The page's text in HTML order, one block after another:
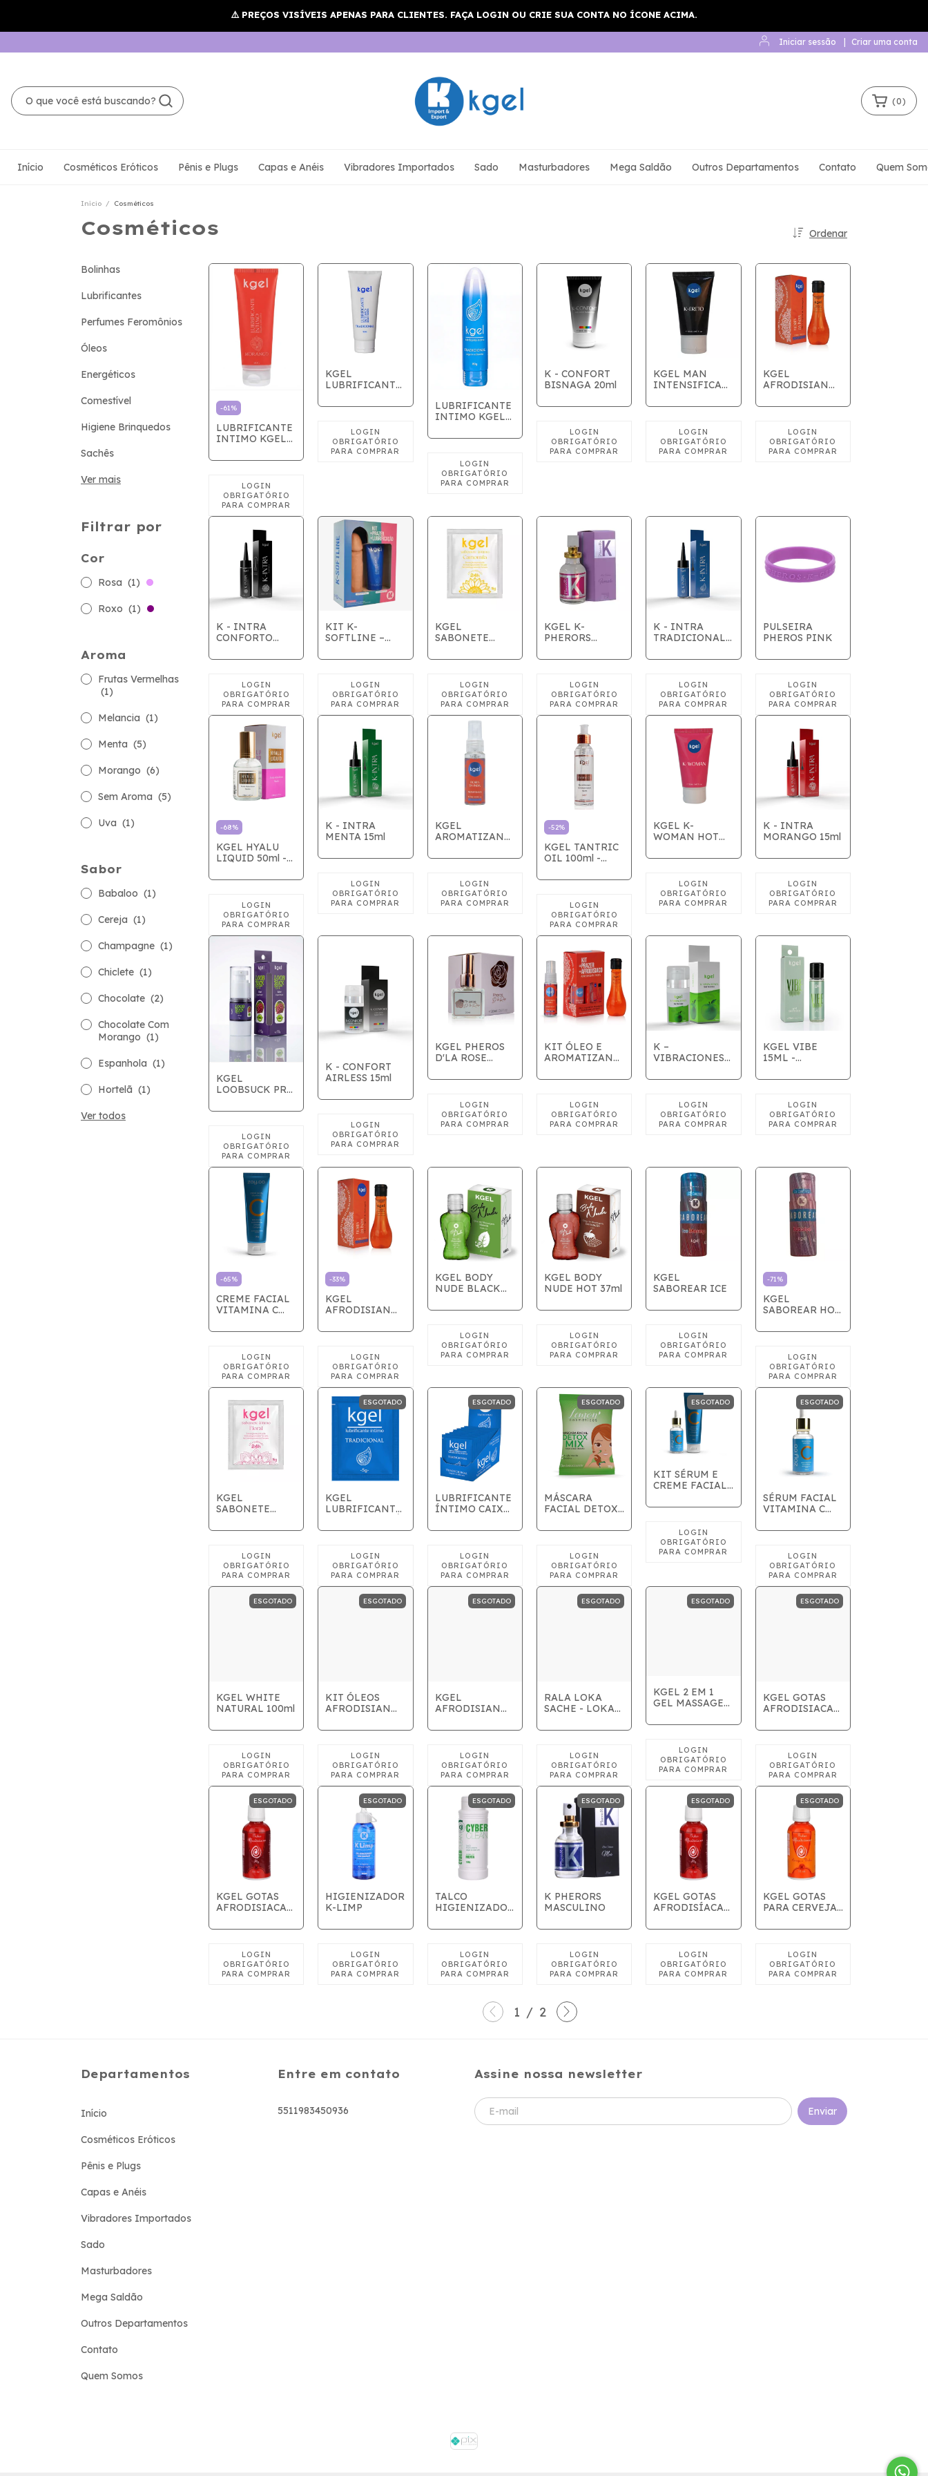
Iniciar sessão Criar uma conta
(0)
Início Cosméticos Eróticos Pênis e Plugs Capas e Anéis Vibradores Importados Sado Masturbadores Mega Saldão Outros Departamentos Contato Quem
Início / Cosméticos
Cosméticos Ordenar
Bolinhas
Lubrificantes
Perfumes Feromônios
Óleos
Energéticos
Comestível
Higiene Brinquedos
Sachês
Ver mais
Filtrar por
Cor
Rosa (1)
Roxo (1)
Aroma
Frutas Vermelhas
(1)
Melancia (1)
Menta (5)
Morango (6)
Sem Aroma (5)
Uva (1)
Sabor
Babaloo (1)
Cereja (1)
Champagne (1)
Chiclete (1)
Chocolate (2)
Chocolate Com
Morango (1)
Espanhola (1)
Hortelã (1)
Ver todos
-61 %
LUBRIFICANTE
INTIMO KGEL
KGEL
LUBRIFICANTE
TRADICIONAL
LUBRIFICANTE
INTIMO KGEL
K - CONFORT
BISNAGA 20ml
KGEL MAN
INTENSIFICADOR
20ML
KGEL
AFRODISIAN
ÍNDIA 60ML
K - INTRA
CONFORTO
KIT K-
SOFTLINE –
ÍNTIMO
PRÓTESE
PENIANA
AROMÁTICA
KGEL
SABONETE
CAMOMILA
KGEL K-
PHERORS
K - INTRA
TRADICIONAL
PULSEIRA
PHEROS PINK
-68%
KGEL HYALU
LIQUID 50ml -
12/2026
K - INTRA
MENTA 15ml
KGEL
AROMATIZANTE
INDIA - 25ml
-52%
KGEL TANTRIC
OIL 100ml -
12/2026
KGEL K-
WOMAN HOT
20ML
K - INTRA
MORANGO 15ml
KGEL
LOOBSUCK PRO
K - CONFORT
AIRLESS 15ml
KGEL PHEROS
D'LA ROSE
FEMININO
KIT ÓLEO E
AROMATIZANTE
ÍNDIA
K –
VIBRACIONES
15ML
KGEL VIBE
15ML -
LIQUIDO
-65%
CREME FACIAL
VITAMINA C
-33%
KGEL
AFRODISIAN
ÍNDIA 60ML
KGEL BODY
NUDE BLACK
KGEL BODY
NUDE HOT 37ml
KGEL
SABOREAR ICE
-71%
KGEL
SABOREAR HOT
08/2026
KGEL
SABONETE
FLORAL SACHE
ESGOTADO
KGEL
LUBRIFICANTE
5g
ESGOTADO
LUBRIFICANTE
ÍNTIMO CAIXA
UNIDADES
ESGOTADO
MÁSCARA
FACIAL DETOX
VERDE -
COSMÉTICOS
ESGOTADO
KIT SÉRUM E
CREME FACIAL
ZAYCO
ESGOTADO
SÉRUM FACIAL
VITAMINA C
ESGOTADO
KGEL WHITE
NATURAL 100ml
ESGOTADO
KIT ÓLEOS
AFRODISIAN
MALDIVAS
VALIDADE
MALDIVAS
05/2026
ESGOTADO
KGEL
AFRODISIAN
60ML -
05/2026
ESGOTADO
RALA LOKA
SACHE - LOKA
ESGOTADO
KGEL 2 EM 1
GEL MASSAGEM
LUBRIFICANTE
ESGOTADO
KGEL GOTAS
AFRODISIACAS
E VINHO 15ML
ESGOTADO
KGEL GOTAS
AFRODISIACAS
15ML
ESGOTADO
HIGIENIZADOR
K-LIMP
ESGOTADO
TALCO
HIGIENIZADOR
100G - AROMA
ESGOTADO
K PHERORS
MASCULINO
ESGOTADO
KGEL GOTAS
AFRODISÍACAS
ESGOTADO
KGEL GOTAS
PARA CERVEJA
UNIIDADES
1 / 2
Departamentos
Início
Cosméticos Eróticos
Pênis e Plugs
Capas e Anéis
Vibradores Importados
Sado
Masturbadores
Mega Saldão
Outros Departamentos
Contato
Quem Somos
Entre em contato
5511983450936
Assine nossa newsletter